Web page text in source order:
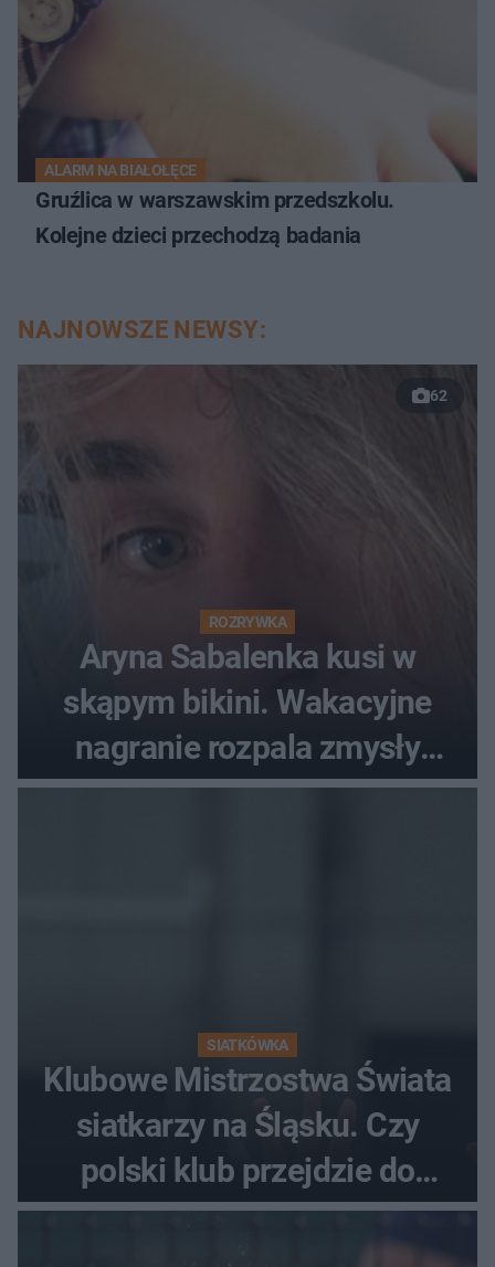
ALARM NA BIAŁOŁĘCE
Gruźlica w warszawskim przedszkolu.
Kolejne dzieci przechodzą badania
NAJNOWSZE NEWSY:
62
ROZRYWKA
Aryna Sabalenka kusi w
skąpym bikini. Wakacyjne
nagranie rozpala zmysły
fanów
SIATKÓWKA
Klubowe Mistrzostwa Świata
siatkarzy na Śląsku. Czy
polski klub przejdzie do
historii